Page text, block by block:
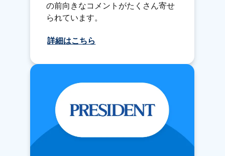
の前向きなコメントがたくさん寄せ
られています。
詳細はこちら